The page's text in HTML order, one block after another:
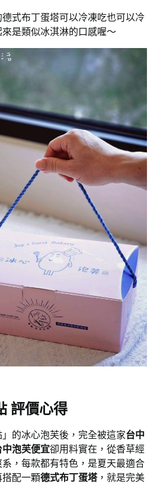
德式布丁蛋塔可以冷凍吃也可以冷
是類似冰淇淋的口感喔～
評價心得
的冰心泡芙後，完全被這家台中
中泡芙便宜卻用料實在，從香草經
，每款都有特色，是夏天最適合
搭配一顆德式布丁蛋塔 ，就是完美